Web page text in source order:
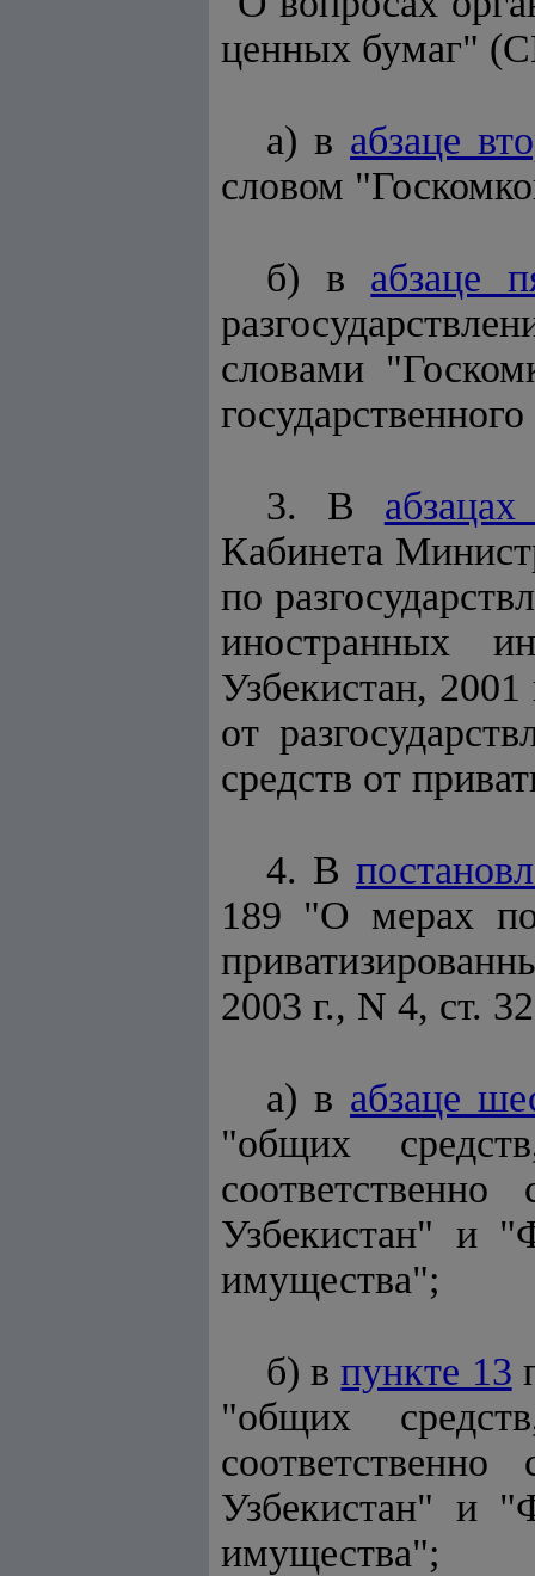
ценных бумаг"
а) в абзаце
словом
б) в абзаце
словами
3. В
Кабинета
по
иностранных
Узбекистан,
от
средств от
4. В
189 "О мерах по
2003 г., N 4, ст.
а) в абзаце
"общих
Узбекистан" и
имущества";
б) впункте 13
"общих
Узбекистан" и
имущества";